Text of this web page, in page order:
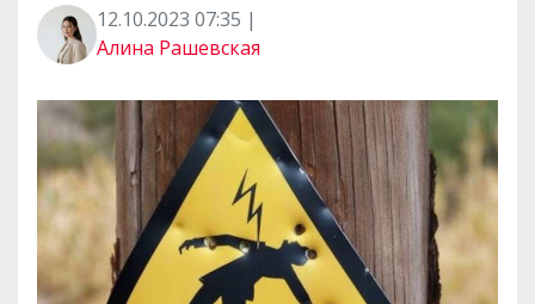
12.10.2023 07:35 |
Алина Рашевская